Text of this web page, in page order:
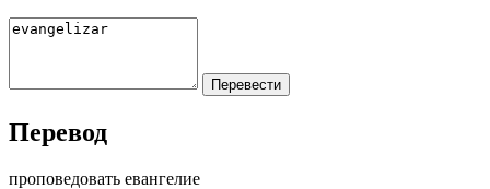
Перевод
проповедовать евангелие